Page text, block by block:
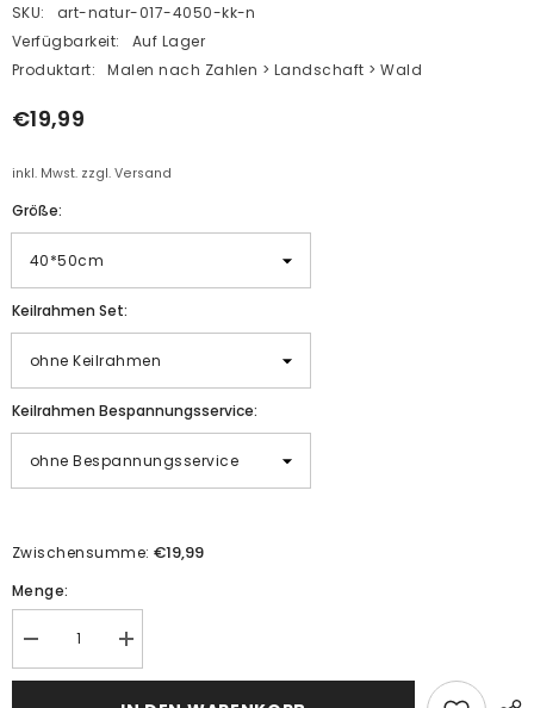
SKU:
art-natur-017-4050-kk-n
Verfügbarkeit:
Auf Lager
Produktart:
Malen nach Zahlen > Landschaft > Wald
€19,99
inkl. Mwst. zzgl. Versand
Größe:
Keilrahmen Set:
Keilrahmen Bespannungsservice:
Zwischensumme:€19,99
Menge:
Menge
verringern
für
Menge
erhöhen
für